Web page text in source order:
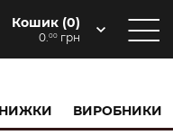
Кошик (0)
0.00 грн
ВИРОБНИКИ